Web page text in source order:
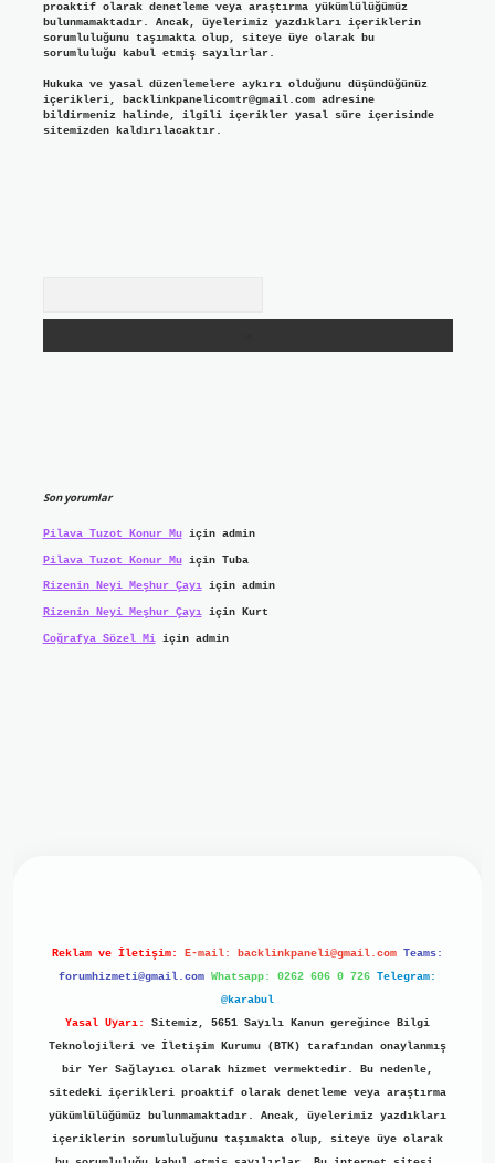
proaktif olarak denetleme veya araştırma yükümlülüğümüz
bulunmamaktadır. Ancak, üyelerimiz yazdıkları içeriklerin
sorumluluğunu taşımakta olup, siteye üye olarak bu
sorumluluğu kabul etmiş sayılırlar.
Hukuka ve yasal düzenlemelere aykırı olduğunu düşündüğünüz
içerikleri, backlinkpanelicomtr@gmail.comadresine
bildirmeniz halinde, ilgili içerikler yasal süre içerisinde
sitemizden kaldırılacaktır.
Son yorumlar
Pilava Tuzot Konur Muiçin admin
Pilava Tuzot Konur Muiçin Tuba
Rizenin Neyi Meşhur Çayıiçin admin
Rizenin Neyi Meşhur Çayıiçin Kurt
Coğrafya Sözel Miiçin admin
Reklam ve İletişim: E-mail: backlinkpaneli@gmail.com Teams:
forumhizmeti@gmail.com Whatsapp: 0262 606 0 726 Telegram:
@karabul
Yasal Uyarı:
Sitemiz, 5651 Sayılı Kanun gereğince Bilgi
Teknolojileri ve İletişim Kurumu (BTK) tarafından onaylanmış
bir Yer Sağlayıcı olarak hizmet vermektedir. Bu nedenle,
sitedeki içerikleri proaktif olarak denetleme veya araştırma
yükümlülüğümüz bulunmamaktadır. Ancak, üyelerimiz yazdıkları
içeriklerin sorumluluğunu taşımakta olup, siteye üye olarak